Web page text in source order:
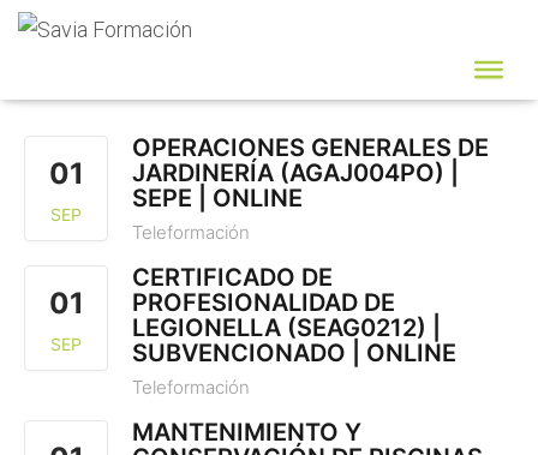
01
SEP
OPERACIONES GENERALES DE
JARDINERÍA (AGAJ004PO) |
SEPE | ONLINE
Teleformación
01
SEP
CERTIFICADO DE
PROFESIONALIDAD DE
LEGIONELLA (SEAG0212) |
SUBVENCIONADO | ONLINE
Teleformación
MANTENIMIENTO Y